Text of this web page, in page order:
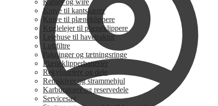
Kabler og wire
Knive til kantskærer
Knive til plæneklippere
Kuglelejer til plæneklippere
Lejehuse til havetraktor
Luftfiltre
Pakninger og tætningsringe
Plæneklipperbatterier
Rekylstartere og dele
Remskiver og strammehjul
Karburatorer og reservedele
Servicesæt